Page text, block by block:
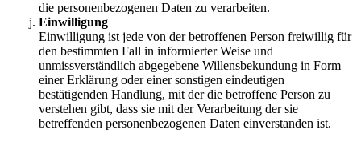
die personenbezogenen Daten zu verarbeiten.
Einwilligung
Einwilligung ist jede von der betroffenen Person freiwillig für
den bestimmten Fall in informierter Weise und
unmissverständlich abgegebene Willensbekundung in Form
einer Erklärung oder einer sonstigen eindeutigen
bestätigenden Handlung, mit der die betroffene Person zu
verstehen gibt, dass sie mit der Verarbeitung der sie
betreffenden personenbezogenen Daten einverstanden ist.